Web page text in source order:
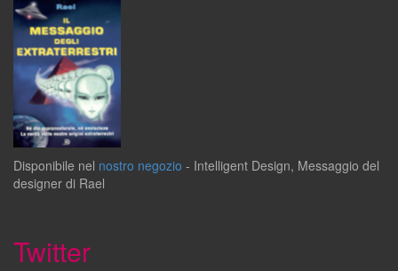
Disponibile nel nostro negozio - Intelligent Design, Messaggio del
designer di Rael
Twitter